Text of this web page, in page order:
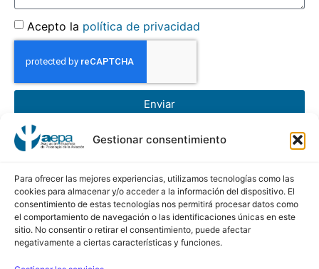
Gestionar consentimiento
Para ofrecer las mejores experiencias, utilizamos tecnologías como las
cookies para almacenar y/o acceder a la información del dispositivo. El
consentimiento de estas tecnologías nos permitirá procesar datos como
el comportamiento de navegación o las identificaciones únicas en este
sitio. No consentir o retirar el consentimiento, puede afectar
negativamente a ciertas características y funciones.
Acepto la política de privacidad
Enviar
AEPA
Asociación Española de Psicología de la Aviación
Calle Conde de Peñalver, 45 5ª Planta
28006 de Madrid